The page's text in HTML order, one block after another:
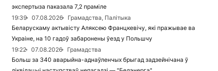
экспертыза паказала 7,2 праміле
19:39
07.08.2026
Грамадства, Палітыка
Беларускаму актывісту Аляксею Францкевічу, які пражывае ва
Украіне, на 10 гадоў забаронены ўезд у Польшчу
19:22
07.08.2026
Грамадства
Больш за 340 аварыйна-аднаўленчых брыгад задзейнічана ў